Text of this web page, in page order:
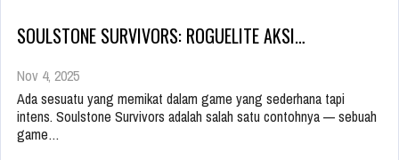
SOULSTONE SURVIVORS: ROGUELITE AKSI…
Nov 4, 2025
Ada sesuatu yang memikat dalam game yang sederhana tapi
intens. Soulstone Survivors adalah salah satu contohnya — sebuah
game…